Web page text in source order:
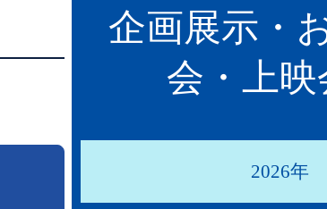
企画展示・
会・上映
2026年